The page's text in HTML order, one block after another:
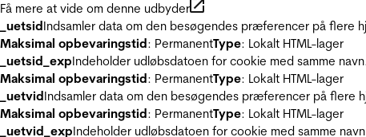
Få mere at vide om denne udbyder
_uetsidIndsamler data om den besøgendes præferencer på flere
Maksimal opbevaringstid: PermanentType: Lokalt HTML-lager
_uetsid_expIndeholder udløbsdatoen for cookie med samme
Maksimal opbevaringstid: PermanentType: Lokalt HTML-lager
_uetvidIndsamler data om den besøgendes præferencer på flere
Maksimal opbevaringstid: PermanentType: Lokalt HTML-lager
_uetvid_expIndeholder udløbsdatoen for cookie med samme